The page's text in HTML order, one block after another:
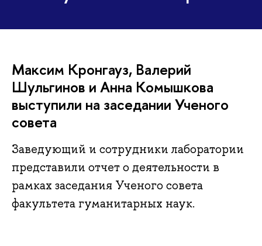
Максим Кронгауз, Валерий
Шульгинов и Анна Комышкова
выступили на заседании Ученого
совета
Заведующий и сотрудники лаборатории
представили отчет о деятельности в
рамках заседания Ученого совета
факультета гуманитарных наук.